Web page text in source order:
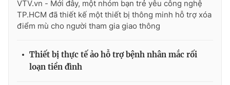
Ðiện thoại Thời báo VTV:024.66 897 897
Email:toasoan@vtv.vn
VTV.vn - Mới đây, một nhóm bạn trẻ yêu công nghệ
TP.HCM đã thiết kế một thiết bị thông minh hỗ trợ xóa
điểm mù cho người tham gia giao thông
Thiết bị thực tế ảo hỗ trợ bệnh nhân mắc rối
loạn tiền đình